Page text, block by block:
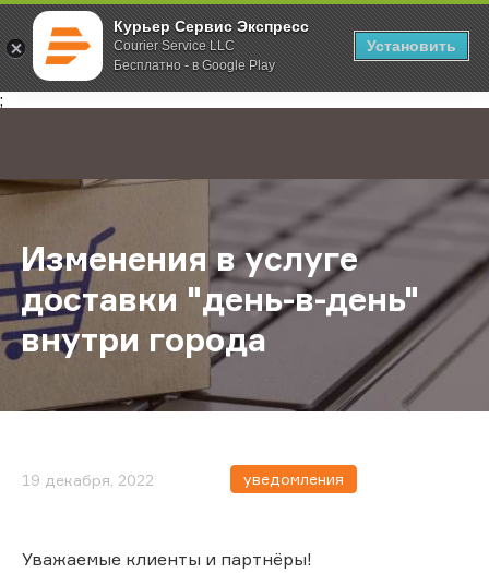
Курьер Сервис Экспресс
Courier Service LLC
Бесплатно - в Google Play
Установить
;
Главная О компании Новости Изменения в услуге доставки
Изменения в услуге
доставки "день-в-день"
внутри города
19 декабря, 2022 уведомления
Уважаемые клиенты и партнёры!